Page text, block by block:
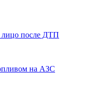
лицо после ДТП
на АЗС